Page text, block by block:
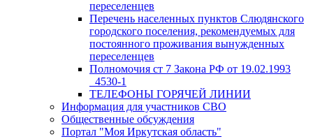
переселенцев
Перечень населенных пунктов Слюдянского
городского поселения, рекомендуемых для
постоянного проживания вынужденных
переселенцев
Полномочия ст 7 Закона РФ от 19.02.1993
_4530-1
ТЕЛЕФОНЫ ГОРЯЧЕЙ ЛИНИИ
Информация для участников СВО
Общественные обсуждения
Портал "Моя Иркутская область"